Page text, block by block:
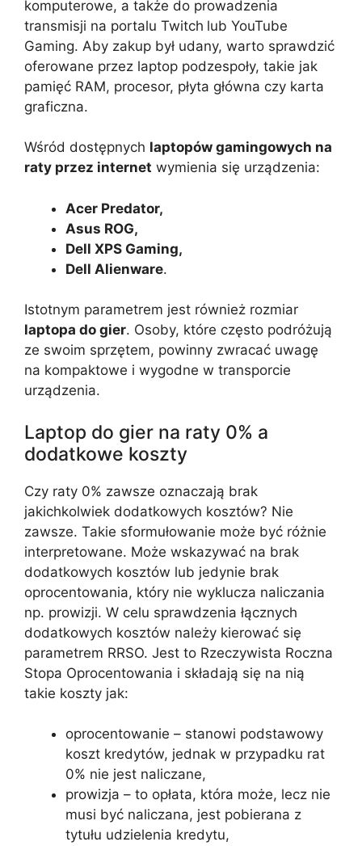
komputerowe, a także do prowadzenia
transmisji na portalu Twitch lub YouTube
Gaming. Aby zakup był udany, warto sprawdzić
oferowane przez laptop podzespoły, takie jak
pamięć RAM, procesor, płyta główna czy karta
graficzna.
Wśród dostępnych laptopów gamingowych na
raty przez internet wymienia się urządzenia:
Acer Predator,
Asus ROG,
Dell XPS Gaming,
Dell Alienware.
Istotnym parametrem jest również rozmiar
laptopa do gier. Osoby, które często podróżują
ze swoim sprzętem, powinny zwracać uwagę
na kompaktowe i wygodne w transporcie
urządzenia.
Laptop do gier na raty 0% a
dodatkowe koszty
Czy raty 0% zawsze oznaczają brak
jakichkolwiek dodatkowych kosztów? Nie
zawsze. Takie sformułowanie może być różnie
interpretowane. Może wskazywać na brak
dodatkowych kosztów lub jedynie brak
oprocentowania, który nie wyklucza naliczania
np. prowizji. W celu sprawdzenia łącznych
dodatkowych kosztów należy kierować się
parametrem RRSO. Jest to Rzeczywista Roczna
Stopa Oprocentowania i składają się na nią
takie koszty jak:
oprocentowanie – stanowi podstawowy
koszt kredytów, jednak w przypadku rat
0% nie jest naliczane,
prowizja – to opłata, która może, lecz nie
musi być naliczana, jest pobierana z
tytułu udzielenia kredytu,